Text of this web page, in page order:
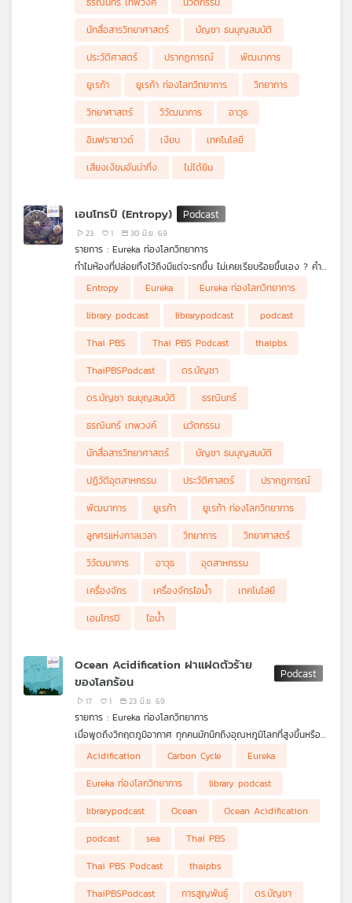
นักสื่อสารวิทยาศาสตร์
บัญชา ธนบุญสมบัติ
ประวัติศาสตร์
ปรากฏการณ์
พัฒนาการ
ยูเรก้า
ยูเรก้า ท่องโลกวิทยาการ
วิทยาการ
วิทยาศาสตร์
วิวัฒนาการ
อาวุธ
อินฟราซาวด์
เงียบ
เทคโนโลยี
เสียงเงียบอันน่าทึ่ง
ไม่ได้ยิน
เอนโทรปี (Entropy)
23 1 30 มิ.ย. 69
รายการ : Eureka ท่องโลกวิทยาการ
ทำไมห้องที่ปล่อยทิ้งไว้ถึงมีแต่จะรกขึ้น ไม่เคยเรียบร้อยขึ้นเอง ? คำ
ตอบของคำถามเหล่านี้ซ่อนอยู่ในแนวคิดฟิสิกส์อันนลึกซึ้งที่เรียกว่า
เอนโทรปี (Entropy) ปริมาณที่มีจุดเริ่มต้นจากความพยายามในการ
เข้าใจเครื่องจักรไอน้ำในยุคปฏิวัติอุตสาหกรรม โดย รูดอล์ฟ เคลาซิ
อุส (Rudolf Clausius) และพบว่าเอนโทรปีของระบบโดดเดี่ยวไม่มีวัน
ลดลง จนเปรียบเสมือน ลูกศรแห่งกาลเวลา (Arrow of Time) ที่
ตอนนี้ ดร.ธนภัทร์ ดีสุวรรณ อาจารย์
ประจำภาควิชาฟิสิกส์ คณะวิทยาศาสตร์ มหาวิทยาลัยเทคโนโลยี
พระจอมเกล้าธนบุรี จะพาทุกท่านไปเรียนรู้รากฐานในอุณหพลศาสตร์
(Thermodynamics) จุดกำเนิดของเอนโทรปี และแนวคิดเรื่อง
พลังงานอิสระ (fee energy)
จากนั้นจะกล่าวถึงสะพานเชื่อมสู่โลกจุลภาค อันเป็นผลมาจากการ
ปฏิวัติทางความคิดของ ลูทวิช บ็อลทซ์มันน์ (Ludwig Boltzmann)
อธิบายเอนโทรปีผ่านจำนวนสถานะระดับจุลภาค (microstate) จนเกิด
เป็นสมการพลิกโลกอย่าง S = k ln (Omega) อันเป็นหัวใจของวิชา
ปิดท้ายด้วยเรื่องราวของ คล็อด แชนนอน (Claude Shannon) ซึ่ง
พัฒนาแนวคิด เอนโทรปีเชิงสารสนเทศ (information entropy)
ในวิทยาการสารสนเทศ ซึ่งมีแง่มุมเทียบเคียงกับเอนโทรปีในวิชาอุณห
พลศาสตร์และกลศาสตร์เชิงสถิติอย่างน่าทึ่ง เตรียมพบกับการผสาน
ศาสตร์ทั้ง 3 ตั้งแต่ อุณหพลศาสตร์ กลศาสตร์เชิงสถิติ และ
วิทยาการEp. นี้
Entropy Eureka
Eureka ท่องโลกวิทยาการ
library podcast
librarypodcast
podcast
Thai PBS
Thai PBS Podcast
thaipbs
ThaiPBSPodcast
ดร.บัญชา
ดร.บัญชา ธนบุญสมบัติ
ธรณินทร์
ธรณินทร์ เทพวงค์
นวัตกรรม
นักสื่อสารวิทยาศาสตร์
บัญชา ธนบุญสมบัติ
ปฏิวัติอุตสาหกรรม
ประวัติศาสตร์
ปรากฏการณ์
พัฒนาการ
ยูเรก้า
ยูเรก้า ท่องโลกวิทยาการ
ลูกศรแห่งกาลเวลา
วิทยาการ
วิทยาศาสตร์
วิวัฒนาการ
อาวุธ
อุตสาหกรรม
เครื่องจักร
เครื่องจักรไอน้ำ
เทคโนโลยี
เอนโทรปี
ไอน้ำ
Ocean Acidification ฝาแฝดตัวร้าย
ของโลกร้อน
17 1 23 มิ.ย. 69
รายการ : Eureka ท่องโลกวิทยาการ
เมื่อพูดถึงวิกฤตภูมิอากาศ ทุกคนมักนึกถึงอุณหภูมิโลกที่สูงขึ้นหรือ
ทำความรู้จักกับภัยเงียบระดับโลกที่นักวิทยาศาสตร์ขนานนามว่าเป็น
"ฝาแฝดตัวร้ายของภาวะโลกร้อน" นั่นคือ ปรากฏการณ์มหาสมุทร
เป็นกรดมากขึ้น หรือ Ocean Acidification หลายคนอาจยังไม่ทราบ
ว่า มหาสมุทรคือพระเอกผู้อยู่เบื้องหลังการพยุงสมดุลของโลกใน
วัฏจักรคาร์บอน (Carbon Cycle) โดยในแต่ละปีทางวิทยาศาสตร์พบ
ว่า มหาสมุทรทำหน้าที่ดูดซับแก๊สคาร์บอนไดออกไซด์ส่วนเกินไปถึง
ประมาณร้อยละ 23 ถึง 30 มีบทวิเคราะห์ที่น่าสนใจระบุไว้ว่า
"มหาสมุทรกักเก็บคาร์บอนไว้มากกว่าชั้นบรรยากาศถึง 60 เท่า และ
30% ซึ่งหมายความว่า มหาสมุทรคือหัวใจสำคัญในการทำความเข้าใจ
Acidification Carbon Cycle
Eureka
Eureka ท่องโลกวิทยาการ
library podcast
librarypodcast
Ocean
Ocean Acidification
podcast
sea
Thai PBS
Thai PBS Podcast
thaipbs
ThaiPBSPodcast
การสูญพันธุ์
ดร.บัญชา